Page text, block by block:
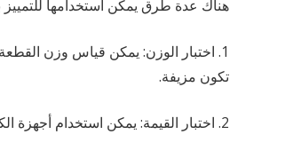
هناك عدة طرق يمكن استخدامها للتمييز
1. اختبار الوزن: يمكن قياس وزن
تكون مزيفة.
2. اختبار القيمة: يمكن استخدام أجهزة الكشف عن معادن لتحديد ما إذا كانت القطعة تحتوي على الذهب الحقيقي أو لا.